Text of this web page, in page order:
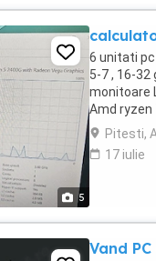
5
6 unitati pc
5-7 , 16-32
monitoare
Amd ryzen
Pitesti,
17 iulie
Vand